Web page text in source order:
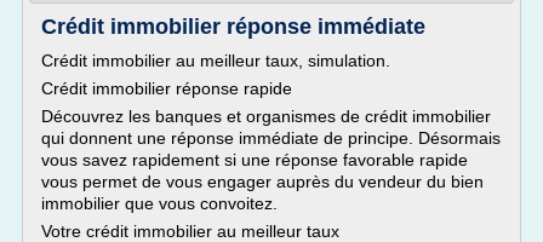
Crédit immobilier réponse immédiate
Crédit immobilier au meilleur taux, simulation.
Crédit immobilier réponse rapide
Découvrez les banques et organismes de crédit immobilier
qui donnent une réponse immédiate de principe. Désormais
vous savez rapidement si une réponse favorable rapide
vous permet de vous engager auprès du vendeur du bien
immobilier que vous convoitez.
Votre crédit immobilier au meilleur taux